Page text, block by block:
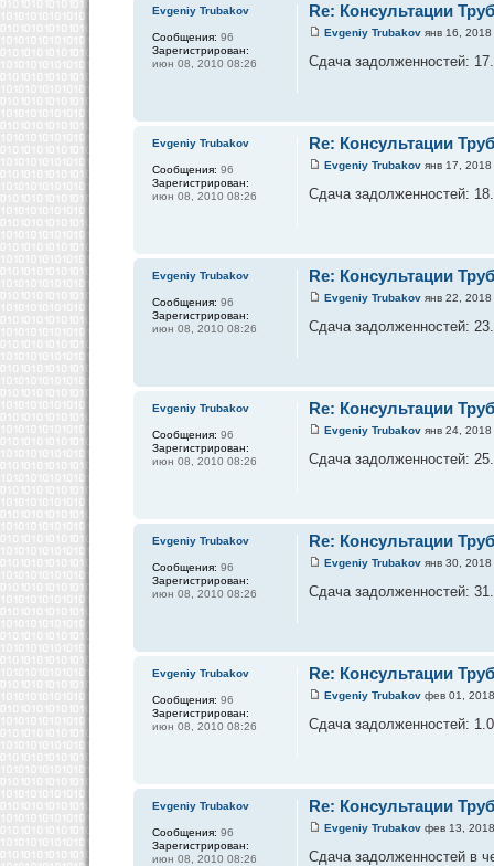
Re: Консультации
Evgeniy Trubakov янв 16,
Сдача задолженностей:
Evgeniy Trubakov
Сообщения: 96
Зарегистрирован:
июн 08, 2010 08:26
Re: Консультации
Evgeniy Trubakov янв 17,
Сдача задолженностей:
Evgeniy Trubakov
Сообщения: 96
Зарегистрирован:
июн 08, 2010 08:26
Re: Консультации
Evgeniy Trubakov янв 22,
Сдача задолженностей:
Evgeniy Trubakov
Сообщения: 96
Зарегистрирован:
июн 08, 2010 08:26
Re: Консультации
Evgeniy Trubakov янв 24,
Сдача задолженностей:
Evgeniy Trubakov
Сообщения: 96
Зарегистрирован:
июн 08, 2010 08:26
Re: Консультации
Evgeniy Trubakov янв 30,
Сдача задолженностей:
Evgeniy Trubakov
Сообщения: 96
Зарегистрирован:
июн 08, 2010 08:26
Re: Консультации
Evgeniy Trubakov фев 01,
Сдача задолженностей:
Evgeniy Trubakov
Сообщения: 96
Зарегистрирован:
июн 08, 2010 08:26
Re: Консультации
Evgeniy Trubakov фев 13,
Сдача задолженностей в
Evgeniy Trubakov
Сообщения: 96
Зарегистрирован:
июн 08, 2010 08:26